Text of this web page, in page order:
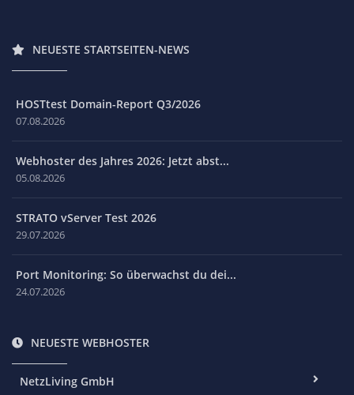
NEUESTE STARTSEITEN-NEWS
HOSTtest Domain-Report Q3/2026
07.08.2026
Webhoster des Jahres 2026: Jetzt abst...
05.08.2026
STRATO vServer Test 2026
29.07.2026
Port Monitoring: So überwachst du dei...
24.07.2026
NEUESTE WEBHOSTER
NetzLiving GmbH